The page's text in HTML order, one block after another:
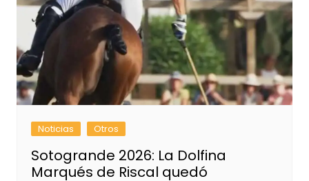
Noticias Otros
Sotogrande 2026: La Dolfina
Marqués de Riscal quedó